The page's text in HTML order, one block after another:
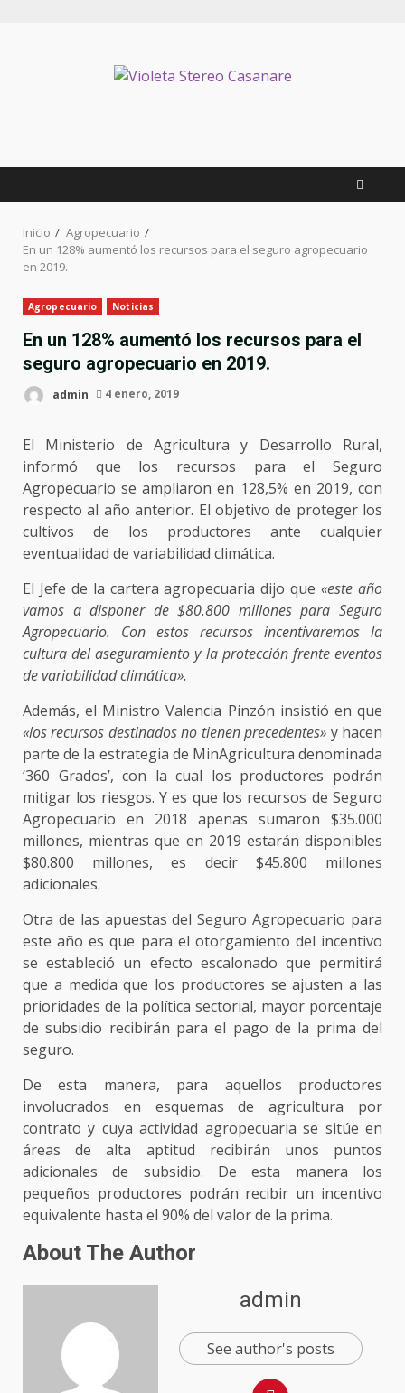
Inicio
Agropecuario
En un 128% aumentó los recursos para el seguro agropecuario
en 2019.
Agropecuario Noticias
En un 128% aumentó los recursos para el
seguro agropecuario en 2019.
admin 4 enero, 2019
El Ministerio de Agricultura y Desarrollo Rural,
informó que los recursos para el Seguro
Agropecuario se ampliaron en 128,5% en 2019, con
respecto al año anterior. El objetivo de proteger los
cultivos de los productores ante cualquier
eventualidad de variabilidad climática.
El Jefe de la cartera agropecuaria dijo que«este año
vamos a disponer de $80.800 millones para Seguro
Agropecuario. Con estos recursos incentivaremos la
cultura del aseguramiento y la protección frente eventos
de variabilidad climática».
Además, el Ministro Valencia Pinzón insistió en que
«los recursos destinados no tienen precedentes» y hacen
parte de la estrategia de MinAgricultura denominada
‘360 Grados’, con la cual los productores podrán
mitigar los riesgos. Y es que los recursos de Seguro
Agropecuario en 2018 apenas sumaron $35.000
millones, mientras que en 2019 estarán disponibles
$80.800 millones, es decir $45.800 millones
adicionales.
Otra de las apuestas del Seguro Agropecuario para
este año es que para el otorgamiento del incentivo
se estableció un efecto escalonado que permitirá
que a medida que los productores se ajusten a las
prioridades de la política sectorial, mayor porcentaje
de subsidio recibirán para el pago de la prima del
seguro.
De esta manera, para aquellos productores
involucrados en esquemas de agricultura por
contrato y cuya actividad agropecuaria se sitúe en
áreas de alta aptitud recibirán unos puntos
adicionales de subsidio. De esta manera los
pequeños productores podrán recibir un incentivo
equivalente hasta el 90% del valor de la prima.
About The Author
admin
See author's posts